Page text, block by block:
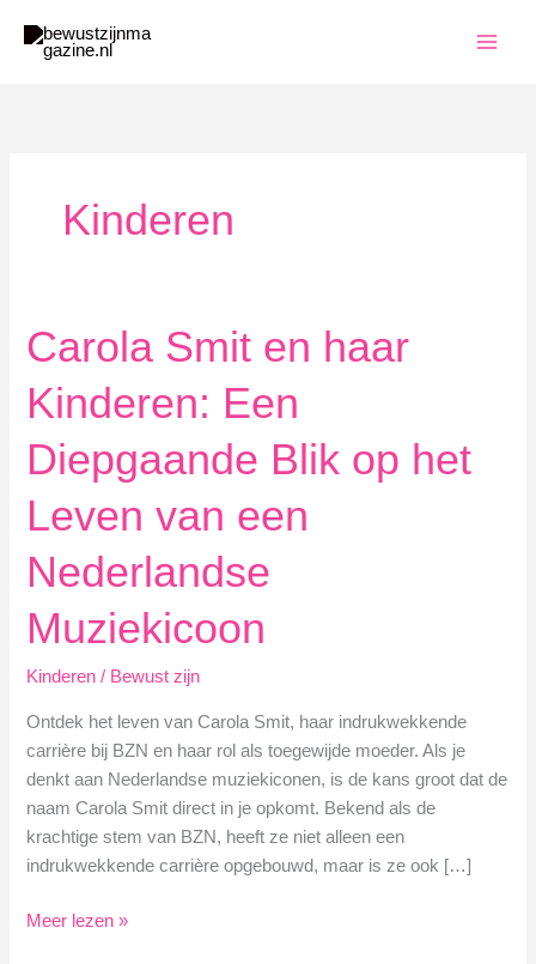
naar
Kinderen
Carola Smit en haar
Kinderen: Een
Diepgaande Blik op het
Leven van een
Nederlandse
Muziekicoon
Kinderen / Bewust zijn
Ontdek het leven van Carola Smit, haar indrukwekkende
carrière bij BZN en haar rol als toegewijde moeder. Als je
denkt aan Nederlandse muziekiconen, is de kans groot dat de
naam Carola Smit direct in je opkomt. Bekend als de
krachtige stem van BZN, heeft ze niet alleen een
indrukwekkende carrière opgebouwd, maar is ze ook […]
Carola
Meer lezen »